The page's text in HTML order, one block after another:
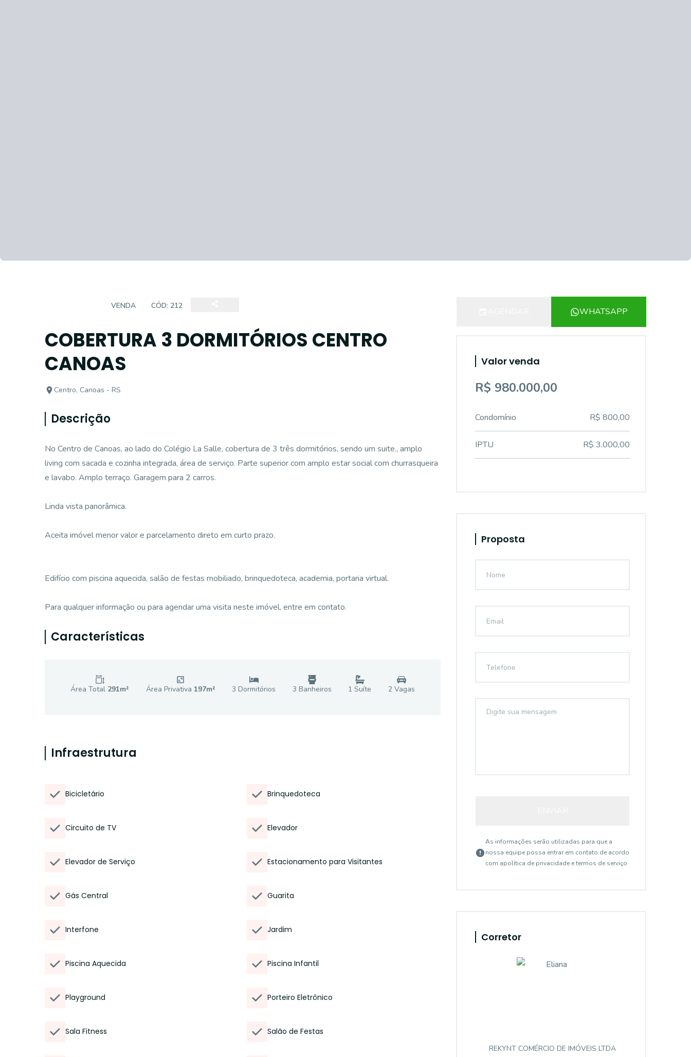
VENDA CÓD: 212
COBERTURA 3 DORMITÓRIOS CENTRO
CANOAS
Centro, Canoas - RS
Descrição
No Centro de Canoas, ao lado do Colégio La Salle, cobertura de 3 três dormitórios, sendo um suite., amplo
living com sacada e cozinha integrada, área de serviço. Parte superior com amplo estar social com churrasqueira
e lavabo. Amplo terraço. Garagem para 2 carros.
Linda vista panorâmica.
Aceita imóvel menor valor e parcelamento direto em curto prazo.
Edifício com piscina aquecida, salão de festas mobiliado, brinquedoteca, academia, portaria virtual.
Para qualquer informação ou para agendar uma visita neste imóvel, entre em contato.
Características
Área Total 291m² Área Privativa 197m² 3 Dormitórios 3 Banheiros 1 Suíte 2Vagas
Infraestrutura
Bicicletário Brinquedoteca
Circuito de TV Elevador
Elevador de Serviço Estacionamento para Visitantes
Gás Central Guarita
Interfone Jardim
Piscina Aquecida Piscina Infantil
Playground Porteiro Eletrônico
Sala Fitness Salão de Festas
WHATSAPP
Valor venda
R$ 980.000,00
Condomínio R$ 800,00
IPTU R$ 3.000,00
Proposta
As informações serão utilizadas para que a
nossa equipe possa entrar em contato de acordo
com apolítica de privacidade e termos de serviço
Corretor
REKYNT COMÉRCIO DE IMÓVEIS LTDA